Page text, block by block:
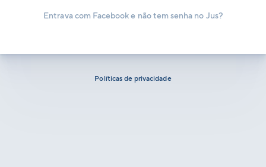
Entrava com Facebook e não tem senha no Jus?
Políticas de privacidade